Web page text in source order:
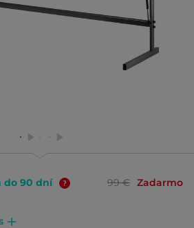
do 90 dní 99 € Zadarmo